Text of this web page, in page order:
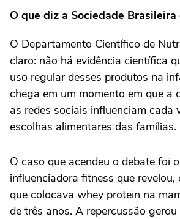
O que diz a Sociedade
O Departamento Científico de
claro: não há evidência científica
uso regular desses produtos na
chega em um momento em que a
as redes sociais influenciam cada
escolhas alimentares das famílias.
O caso que acendeu o debate foi
influenciadora fitness que revelou,
que colocava whey protein na
de três anos. A repercussão